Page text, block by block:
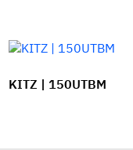
KITZ | 150UTBM